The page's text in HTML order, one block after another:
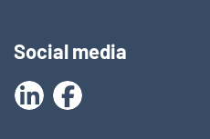
Social media